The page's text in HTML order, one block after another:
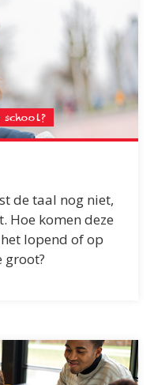
school?
de taal nog niet,
Hoe komen deze
lopend of op
groot?